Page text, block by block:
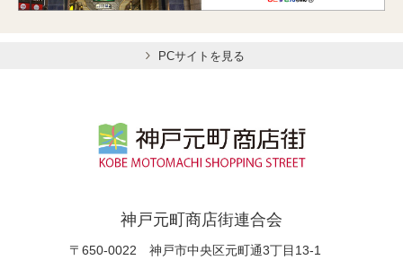
PCサイトを見る
神戸元町商店街連合会
〒650-0022 神戸市中央区元町通3丁目13-1